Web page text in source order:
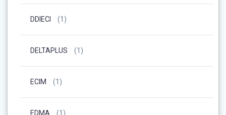
DDIECI (1)
DELTAPLUS (1)
ECIM (1)
EDMA (1)